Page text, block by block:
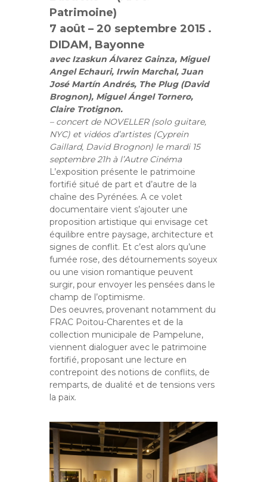
Patrimoine)
7 août – 20 septembre 2015 .
DIDAM, Bayonne
avec Izaskun Álvarez Gainza, Miguel
Angel Echauri, Irwin Marchal, Juan
José Martín Andrés, The Plug (David
Brognon), Miguel Ángel Tornero,
Claire Trotignon.
– concert de NOVELLER (solo guitare,
NYC) et vidéos d’artistes (Cyprein
Gaillard, David Brognon) le mardi 15
septembre 21h à l’Autre Cinéma
L’exposition présente le patrimoine
fortifié situé de part et d’autre de la
chaîne des Pyrénées. A ce volet
documentaire vient s’ajouter une
proposition artistique qui envisage cet
équilibre entre paysage, architecture et
signes de conflit. Et c’est alors qu’une
fumée rose, des détournements soyeux
ou une vision romantique peuvent
surgir, pour envoyer les pensées dans le
champ de l’optimisme.
Des oeuvres, provenant notamment du
FRAC Poitou-Charentes et de la
collection municipale de Pampelune,
viennent dialoguer avec le patrimoine
fortifié, proposant une lecture en
contrepoint des notions de conflits, de
remparts, de dualité et de tensions vers
la paix.